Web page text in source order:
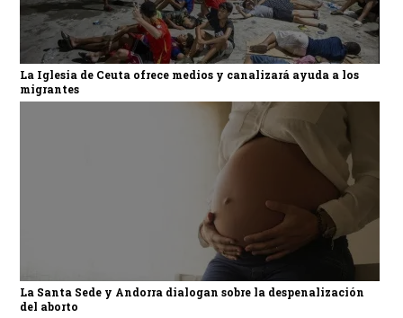
La Iglesia de Ceuta ofrece medios y canalizará ayuda a los
migrantes
La Santa Sede y Andorra dialogan sobre la despenalización
del aborto